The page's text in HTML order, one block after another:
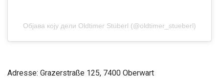
Објава коју дели Oldtimer Stüberl (@oldtimer_stueberl)
Adresse: Grazerstraße 125, 7400 Oberwart